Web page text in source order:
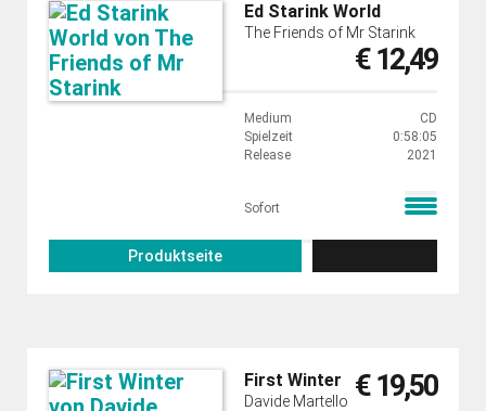
Ed Starink World
The Friends of Mr Starink
€ 12,49
Medium
CD
Spielzeit
0:58:05
Release
2021
Sofort
Produktseite
First Winter
Davide Martello € 19,50